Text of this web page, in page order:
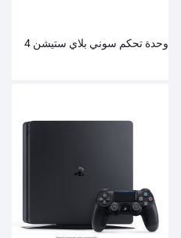
وحدة تحكم سوني بلاي ستيشن 4